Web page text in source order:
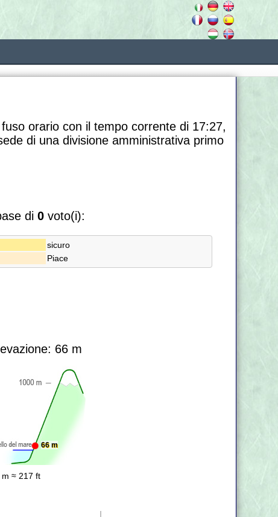
orario con il tempo corrente di 17:27,
di una divisione amministrativa primo
di0 voto(i):
sicuro
Piace
66 m
66 m
m ≈ 217 ft